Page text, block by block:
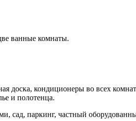
ванные комнаты.
доска, кондиционеры во всех
и полотенца.
сад, паркинг, частный